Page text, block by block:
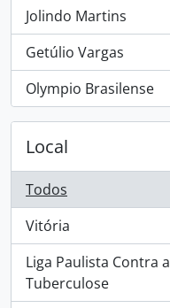
Jolindo Martins
, 1 resultados
Getúlio Vargas
, 1 resultados
Olympio Brasilense
, 1 resultados
Local
Todos
Vitória
, 1 resultados
Liga Paulista Contra a
Tuberculose
, 1 resultados